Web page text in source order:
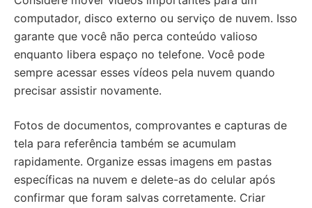
computador, disco externo ou serviço de nuvem. Isso
garante que você não perca conteúdo valioso
enquanto libera espaço no telefone. Você pode
sempre acessar esses vídeos pela nuvem quando
precisar assistir novamente.
Fotos de documentos, comprovantes e capturas de
tela para referência também se acumulam
rapidamente. Organize essas imagens em pastas
específicas na nuvem e delete-as do celular após
confirmar que foram salvas corretamente. Criar